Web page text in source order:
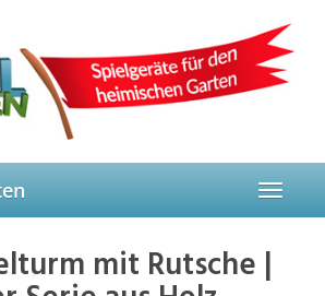
Toggle
mit Rutsche |